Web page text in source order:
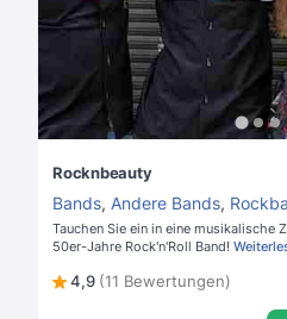
Rocknbeauty
Bands, Andere Bands,
Tauchen Sie ein in eine musikalische
50er-Jahre Rock'n'Roll Band!
4,9 (11 Bewertungen)